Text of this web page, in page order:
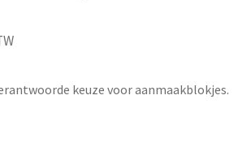
keuze voor aanmaakblokjes.